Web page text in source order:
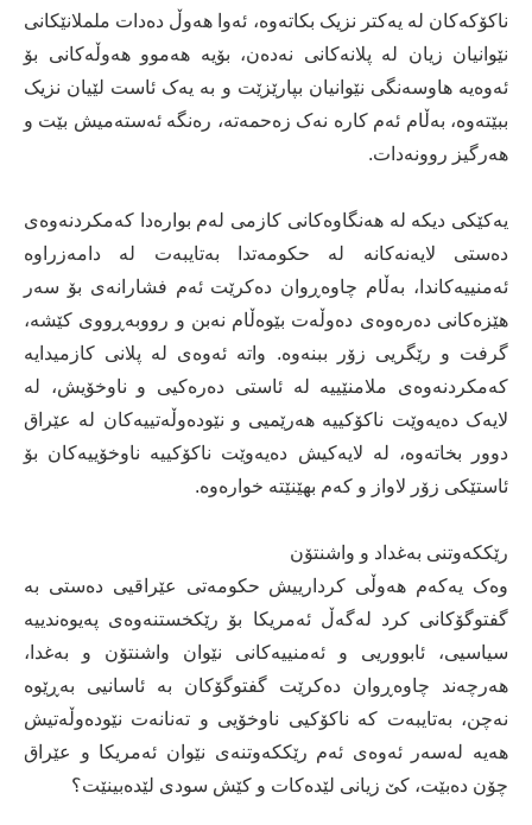
ناکۆکەکان لە یەکتر نزیک بکاتەوە، ئەوا هەوڵ دەدات ململانێکانی
نێوانیان زیان لە پلانەکانی نەدەن، بۆیە هەموو هەوڵەکانی بۆ
ئەوەیە هاوسەنگی نێوانیان بپارێزێت و بە یەک ئاست لێیان نزیک
ببێتەوە، بەڵام ئەم کارە نەک زەحمەتە، رەنگە ئەستەمیش بێت و
هەرگیز روونەدات.
یەکێکی دیکە لە هەنگاوەکانی کازمی لەم بوارەدا کەمکردنەوەی
دەستی لایەنەکانە لە حکومەتدا بەتایبەت لە دامەزراوە
ئەمنییەکاندا، بەڵام چاوەڕوان دەکرێت ئەم فشارانەی بۆ سەر
هێزەکانی دەرەوەی دەوڵەت بێوەڵام نەبن و رووبەڕووی کێشە،
گرفت و رێگریی زۆر ببنەوە. واتە ئەوەی لە پلانی کازمیدایە
کەمکردنەوەی ملامنێییە لە ئاستی دەرەکیی و ناوخۆیش، لە
لایەک دەیەوێت ناکۆکییە هەرێمیی و نێودەوڵەتییەکان لە عێراق
دوور بخاتەوە، لە لایەکیش دەیەوێت ناکۆکییە ناوخۆییەکان بۆ
ئاستێکی زۆر لاواز و کەم بهێنێتە خوارەوە.
رێککەوتنی بەغداد و واشنتۆن
وەک یەکەم هەوڵی کردارییش حکومەتی عێراقیی دەستی بە
گفتوگۆکانی کرد لەگەڵ ئەمریکا بۆ رێکخستنەوەی پەیوەندییە
سیاسیی، ئابووریی و ئەمنییەکانی نێوان واشنتۆن و بەغدا،
هەرچەند چاوەڕوان دەکرێت گفتوگۆکان بە ئاسانیی بەڕێوە
نەچن، بەتایبەت کە ناکۆکیی ناوخۆیی و تەنانەت نێودەوڵەتیش
هەیە لەسەر ئەوەی ئەم رێککەوتنەی نێوان ئەمریکا و عێراق
چۆن دەبێت، کێ زیانی لێدەکات و کێش سودی لێدەبینێت؟